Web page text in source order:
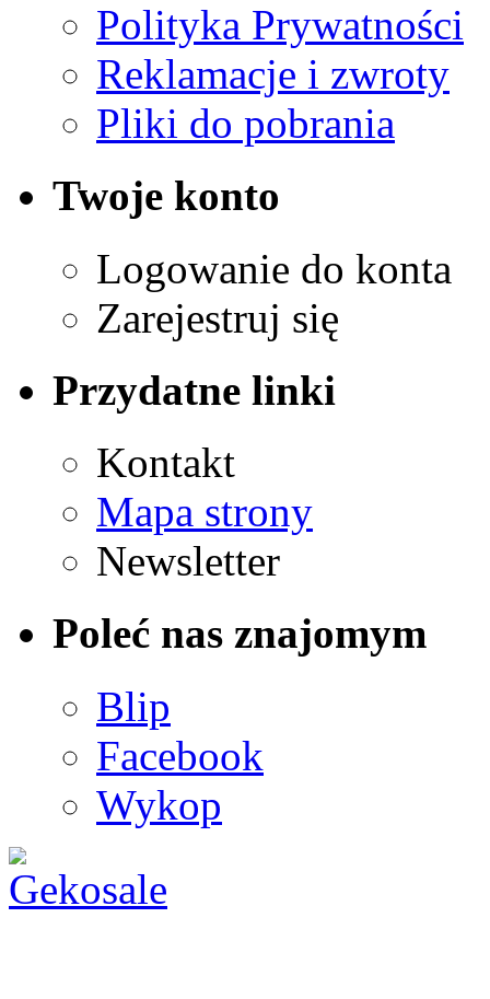
Polityka Prywatności
Reklamacje i zwroty
Pliki do pobrania
Twoje konto
Logowanie do konta
Zarejestruj się
Przydatne linki
Kontakt
Mapa strony
Newsletter
Poleć nas znajomym
Blip
Facebook
Wykop